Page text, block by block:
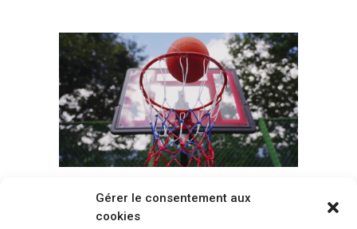
Gérer le consentement aux
cookies
Voir tous les paniers